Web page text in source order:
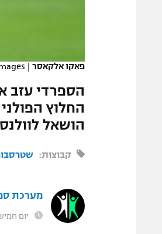
המגזיןפאקו אלקאסר |
החלוץ
הושאל
קבוצות:
מערכת
יום חמישי, 12:01,